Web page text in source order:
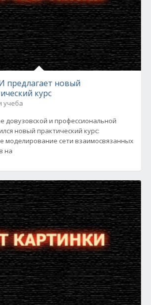
предлагает новый
курс
учеба
довузовской и профессиональной
новый практический курс:
моделирование сети взаимосвязанных
на